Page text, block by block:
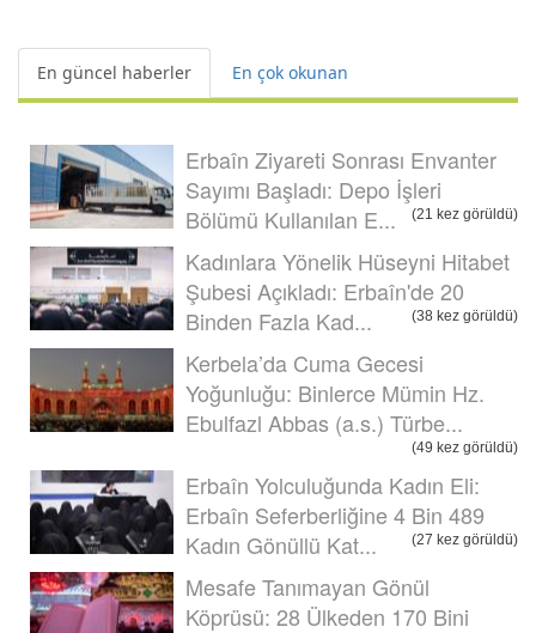
En güncel haberler En çok okunan
Erbaîn Ziyareti Sonrası Envanter
Sayımı Başladı: Depo İşleri
Bölümü Kullanılan E...
(21 kez görüldü)
Kadınlara Yönelik Hüseyni Hitabet
Şubesi Açıkladı: Erbaîn'de 20
Binden Fazla Kad...
(38 kez görüldü)
Kerbela’da Cuma Gecesi
Yoğunluğu: Binlerce Mümin Hz.
Ebulfazl Abbas (a.s.) Türbe...
(49 kez görüldü)
Erbaîn Yolculuğunda Kadın Eli:
Erbaîn Seferberliğine 4 Bin 489
Kadın Gönüllü Kat...
(27 kez görüldü)
Mesafe Tanımayan Gönül
Köprüsü: 28 Ülkeden 170 Bini